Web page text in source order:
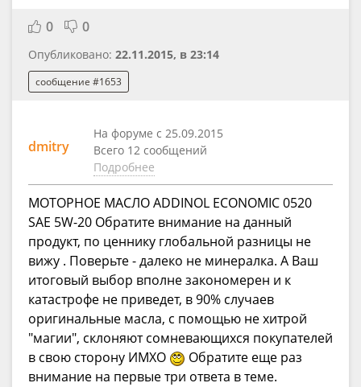
0 0
Опубликовано: 22.11.2015, в 23:14
сообщение #1653
dmitry
На форуме с 25.09.2015
Всего 12 сообщений
Подробнее
МОТОРНОЕ МАСЛО ADDINOL ECONOMIC 0520
SAE 5W-20 Обратите внимание на данный
продукт, по ценнику глобальной разницы не
вижу . Поверьте - далеко не минералка. А Ваш
итоговый выбор вполне закономерен и к
катастрофе не приведет, в 90% случаев
оригинальные масла, с помощью не хитрой
"магии", склоняют сомневающихся покупателей
в свою сторону ИМХО
Обратите еще раз
внимание на первые три ответа в теме.